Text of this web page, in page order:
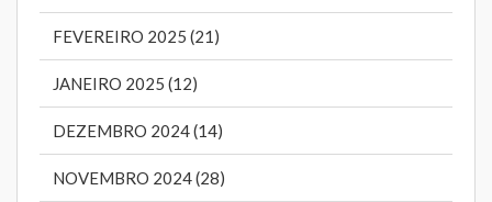
FEVEREIRO 2025 (21)
JANEIRO 2025 (12)
DEZEMBRO 2024 (14)
NOVEMBRO 2024 (28)